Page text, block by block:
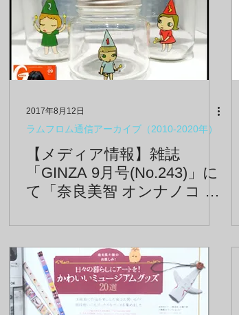
2017年8月12日
ラムフロム通信アーカイブ（2010-2020年）
【メディア情報】雑誌
「GINZA 9月号(No.243)」に
て「奈良美智 オンナノコ ス
頂きました！